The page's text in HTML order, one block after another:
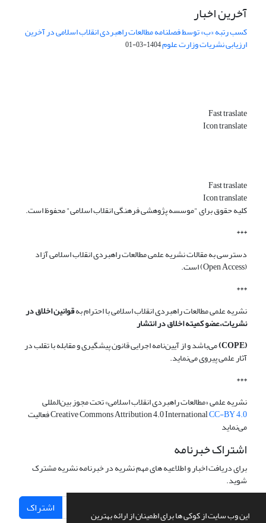
این وب سایت از کوکی ها برای اطمینان از ارائه بهترین
آخرین اخبار
کسب رتبه «ب» توسط فصلنامه مطالعات راهبردی انقلاب اسلامی در آخرین
ارزیابی نشریات وزارت علوم1404-03-01
Fast traslate
Icon translate
Fast traslate
Icon translate
کلیه حقوق برای "موسسه پژوهشی فرهنگی انقلاب اسلامی" محفوظ است.
***
دسترسی به مقالات نشریه علمی مطالعات راهبردی انقلاب اسلامی آزاد
(Open Access) است.
***
نشریه علمی مطالعات راهبردی انقلاب اسلامی با احترام بهقوانین اخلاق در
نشریات،عضو کمیته اخلاق در انتشار
(COPE)
می‌باشد و از آیین‌نامه اجرایی قانون پیشگیری و مقابله با تقلب در
آثار علمی پیروی می‌نماید.
***
نشریه علمی «مطالعات راهبردی انقلاب اسلامی» تحت مجوز بین‌المللی
Creative Commons Attribution 4.0 InternationalCC-BY 4.0 فعالیت
می‌نماید
اشتراک خبرنامه
برای دریافت اخبار و اطلاعیه های مهم نشریه در خبرنامه نشریه مشترک
شوید.
اشتراک